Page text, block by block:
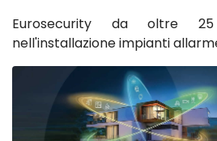
Eurosecurity da oltre
nell'installazione impianti